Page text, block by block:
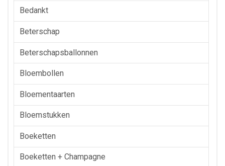
Bedankt
Beterschap
Beterschapsballonnen
Bloembollen
Bloementaarten
Bloemstukken
Boeketten
Boeketten + Champagne